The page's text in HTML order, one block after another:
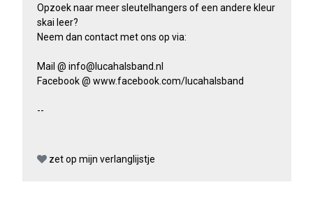
Opzoek naar meer sleutelhangers of een andere kleur
skai leer?
Neem dan contact met ons op via:
Mail @ info@lucahalsband.nl
Facebook @ www.facebook.com/lucahalsband
--
zet op mijn verlanglijstje